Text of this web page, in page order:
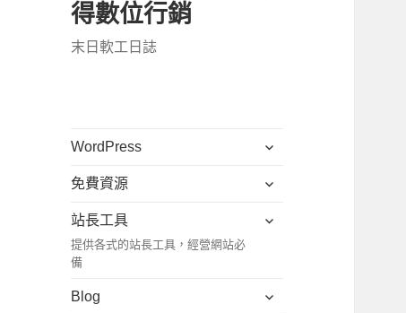
得數位行銷
末日軟工日誌
WordPress
展
子
免費資源
展
子
站長工具
提供各式的站長工具，經營網站必
備
展
單
Blog
展